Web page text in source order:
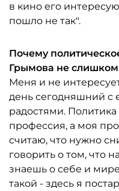
в кино его
пошло не так".
Почему
Грымова не слишком
Меня и не
день сегодняшний с
радостями. Политика
профессия, а моя
считаю, что нужно
говорить о том, что
знаешь о себе и
такой - здесь я